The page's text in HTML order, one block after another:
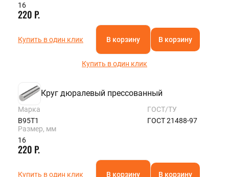
16
220 Р.
Купить в один клик В корзину В корзину
Купить в один клик
Круг дюралевый прессованный
Марка
В95Т1
ГОСТ/ТУ
ГОСТ 21488-97
Размер, мм
16
220 Р.
Купить в один клик В корзину В корзину